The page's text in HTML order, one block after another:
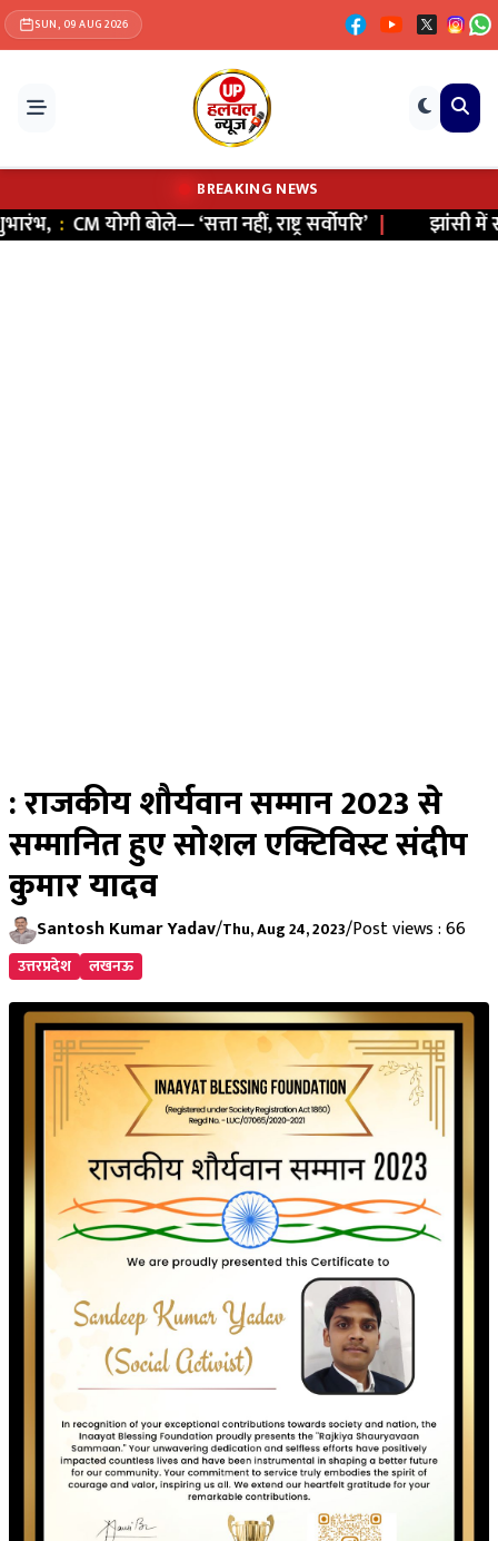
SUN, 09 AUG 2026
BREAKING NEWS
:CM योगी बोले— ‘सत्ता नहीं, राष्ट्र सर्वोपरि’ | झांसी में
: राजकीय शौर्यवान सम्मान 2023 से
सम्मानित हुए सोशल एक्टिविस्ट संदीप
कुमार यादव
Santosh Kumar Yadav/Thu, Aug 24, 2023/Post views : 66
उत्तरप्रदेश लखनऊ